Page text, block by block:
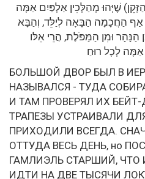
שֶׁיְּהוּ מְהַלְּכִין אַלְפַּיִם אַמָּה
אַף הַחֲכָמָה הַבָּאָה לְיַלֵּד, וְהַבָּא
הַנָּהָר וּמִן הַמַּפֹּלֶת, הֲרֵי אֵלּו
אַמָּה לְכָל רוּחַ
БОЛЬШОЙ ДВОР БЫЛ В
НАЗЫВАЛСЯ - ТУДА
И ТАМ ПРОВЕРЯЛ ИХ
ТРАПЕЗЫ УСТРАИВАЛИ
ПРИХОДИЛИ ВСЕГДА.
ОТТУДА ВЕСЬ ДЕНЬ, но
ГАМЛИЭЛЬ СТАРШИЙ, ЧТО
ИДТИ НА ДВЕ ТЫСЯЧИ